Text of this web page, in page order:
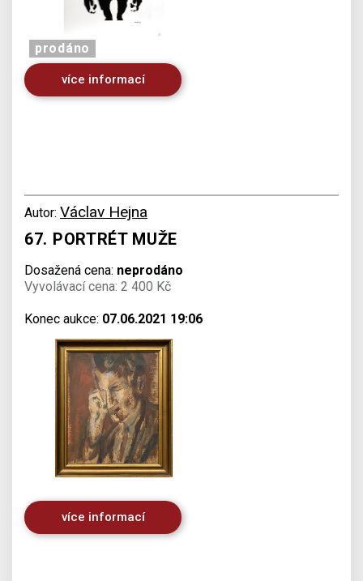
prodáno
více informací
Autor: Václav Hejna
67. PORTRÉT MUŽE
Dosažená cena: neprodáno
Vyvolávací cena: 2 400 Kč
Konec aukce: 07.06.2021 19:06
více informací